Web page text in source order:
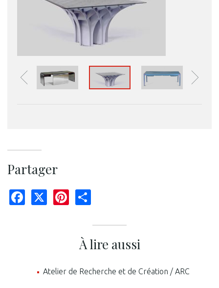
Partager
Facebook Pinterest
À lire aussi
Atelier de Recherche et de Création / ARC